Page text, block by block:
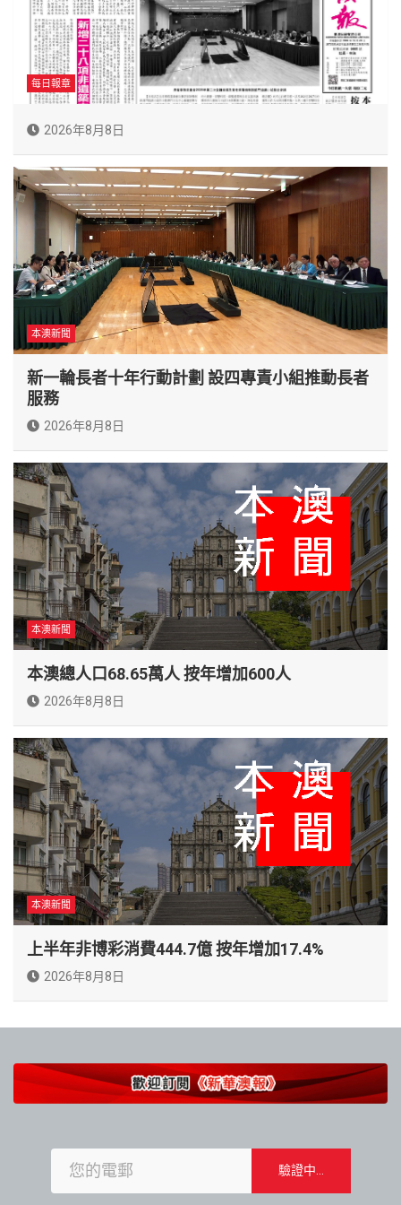
每日報章
2026年8月8日
本澳新聞
新一輪長者十年行動計劃 設四專責小組推動長者
服務
2026年8月8日
本澳新聞
本澳總人口68.65萬人 按年增加600人
2026年8月8日
本澳新聞
上半年非博彩消費444.7億 按年增加17.4%
2026年8月8日